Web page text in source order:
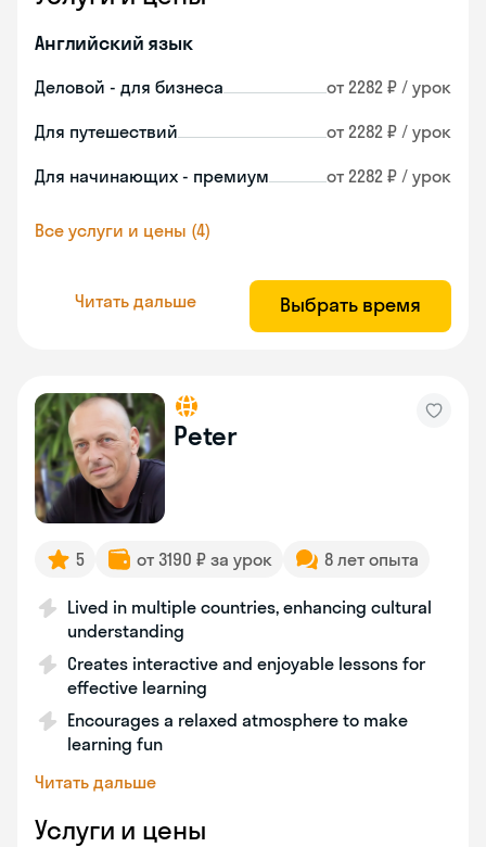
Английский язык
Деловой - для бизнеса от 2282 ₽ / урок
Для путешествий от 2282 ₽ / урок
Для начинающих - премиум от 2282 ₽ / урок
Все услуги и цены (4)
Читать дальше Выбрать время
Peter
5 от 3190 ₽ за урок 8 лет опыта
Lived in multiple countries, enhancing cultural
understanding
Creates interactive and enjoyable lessons for
effective learning
Encourages a relaxed atmosphere to make
learning fun
Читать дальше
Услуги и цены